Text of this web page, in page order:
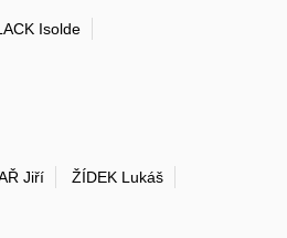
Isolde
Jiří
ŽÍDEK Lukáš